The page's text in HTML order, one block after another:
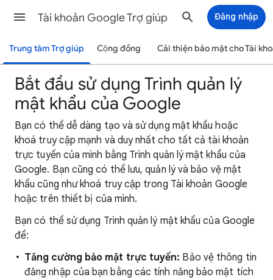
Tài khoản Google Trợ giúp Đăng nhập
Trung tâm Trợ giúp Cộng đồng Cải thiện bảo mật cho Tài
Bắt đầu sử dụng Trình quản lý
mật khẩu của Google
Bạn có thể dễ dàng tạo và sử dụng mật khẩu hoặc
khoá truy cập mạnh và duy nhất cho tất cả tài khoản
trực tuyến của mình bằng Trình quản lý mật khẩu của
Google. Bạn cũng có thể lưu, quản lý và bảo vệ mật
khẩu cũng như khoá truy cập trong Tài khoản Google
hoặc trên thiết bị của mình.
Bạn có thể sử dụng Trình quản lý mật khẩu của Google
để:
Tăng cường bảo mật trực tuyến: Bảo vệ thông tin
đăng nhập của bạn bằng các tính năng bảo mật tích